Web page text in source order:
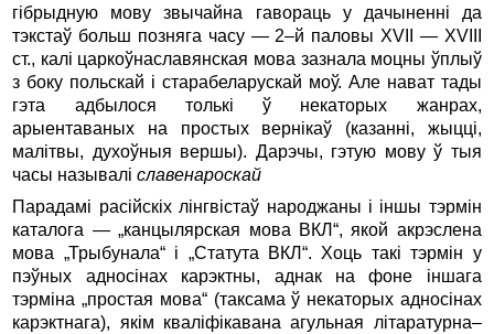
гібрыдную мову звычайна гавораць у дачыненні да
тэкстаў больш позняга часу — 2–й паловы XVII — XVIII
ст., калі царкоўнаславянская мова зазнала моцны ўплыў
з боку польскай і старабеларускай моў. Але нават тады
гэта адбылося толькі ў некаторых жанрах,
арыентаваных на простых вернікаў (казанні, жыцці,
малітвы, духоўныя вершы). Дарэчы, гэтую мову ў тыя
часы называліславенароскай
Парадамі расійскіх лінгвістаў народжаны і іншы тэрмін
каталога — „канцылярская мова ВКЛ“, якой акрэслена
мова „Трыбунала“ і „Статута ВКЛ“. Хоць такі тэрмін у
пэўных адносінах карэктны, аднак на фоне іншага
тэрміна „простая мова“ (таксама ў некаторых адносінах
карэктнага), якім кваліфікавана агульная літаратурна–